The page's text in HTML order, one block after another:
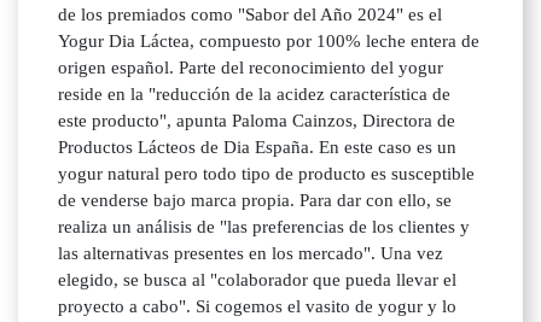
de los premiados como "Sabor del Año 2024" es el
Yogur Dia Láctea, compuesto por 100% leche entera de
origen español. Parte del reconocimiento del yogur
reside en la "reducción de la acidez característica de
este producto", apunta Paloma Cainzos, Directora de
Productos Lácteos de Dia España. En este caso es un
yogur natural pero todo tipo de producto es susceptible
de venderse bajo marca propia. Para dar con ello, se
realiza un análisis de "las preferencias de los clientes y
las alternativas presentes en los mercado". Una vez
elegido, se busca al "colaborador que pueda llevar el
proyecto a cabo". Si cogemos el vasito de yogur y lo